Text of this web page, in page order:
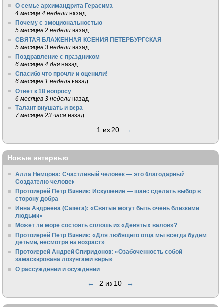
О семье архимандрита Герасима
4 месяца 4 недели назад
Почему с эмоциональностью
5 месяцев 2 недели назад
СВЯТАЯ БЛАЖЕННАЯ КСЕНИЯ ПЕТЕРБУРГСКАЯ
5 месяцев 3 недели назад
Поздравление с праздником
6 месяцев 4 дня назад
Спасибо что прочли и оценили!
6 месяцев 1 неделя назад
Ответ к 18 вопросу
6 месяцев 3 недели назад
Талант внушать и вера
7 месяцев 23 часа назад
1 из 20 →
Новые интервью
Алла Немцова: Счастливый человек — это благодарный
Создателю человек
Протоиерей Пётр Винник: Искушение — шанс сделать выбор в
сторону добра
Инна Андреева (Сапега): «Святые могут быть очень близкими
людьми»
Может ли море состоять сплошь из «Девятых валов»?
Протоиерей Пётр Винник: «Для любящего отца мы всегда будем
детьми, несмотря на возраст»
Протоиерей Андрей Спиридонов: «Озабоченность собой
замаскирована лозунгами веры»
О рассуждении и осуждении
← 2 из 10 →